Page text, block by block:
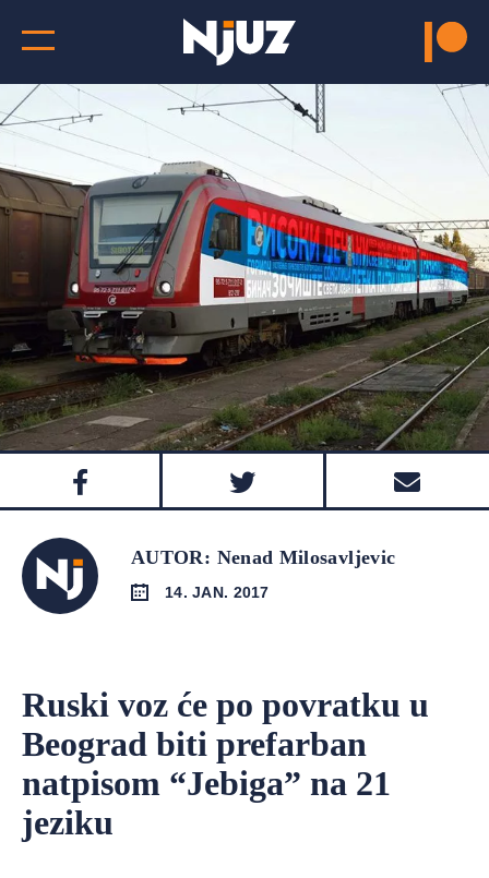
AUTOR: Nenad Milosavljevic
14. JAN. 2017
Ruski voz će po povratku u
Beograd biti prefarban
natpisom “Jebiga” na 21
jeziku